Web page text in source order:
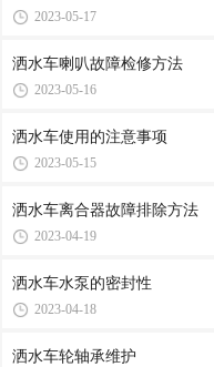
2023-05-17
洒水车喇叭故障检修方法
2023-05-16
洒水车使用的注意事项
2023-05-15
洒水车离合器故障排除方法
2023-04-19
洒水车水泵的密封性
2023-04-18
洒水车轮轴承维护